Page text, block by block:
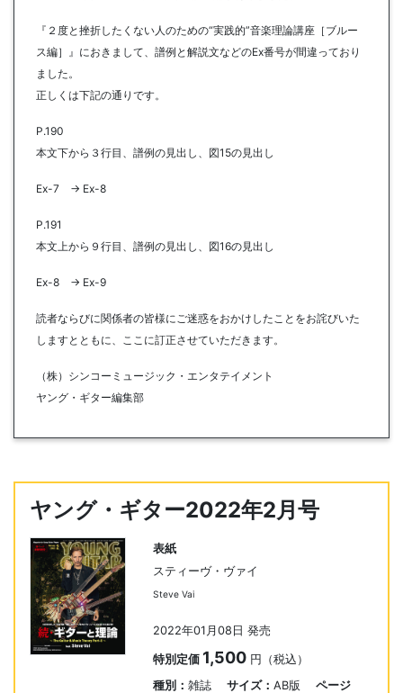
『２度と挫折したくない人のための“実践的”音楽理論講座［ブルー
ス編］』におきまして、譜例と解説文などのEx番号が間違っており
ました。
正しくは下記の通りです。
P.190
本文下から３行目、譜例の見出し、図15の見出し
Ex-7 → Ex-8
P.191
本文上から９行目、譜例の見出し、図16の見出し
Ex-8 → Ex-9
読者ならびに関係者の皆様にご迷惑をおかけしたことをお詫びいた
しますとともに、ここに訂正させていただきます。
（株）シンコーミュージック・エンタテイメント
ヤング・ギター編集部
ヤング・ギター2022年2月号
表紙
スティーヴ・ヴァイ
Steve Vai
2022年01月08日 発売
特別定価 1,500 円（税込）
種別：雑誌サイズ：AB版ページ